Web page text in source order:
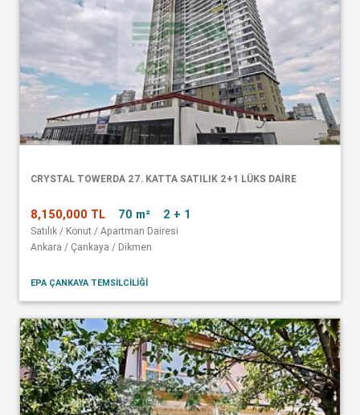
CRYSTAL TOWERDA 27. KATTA SATILIK 2+1 LÜKS DAİRE
8,150,000 TL 70 m² 2 + 1
Satılık / Konut / Apartman Dairesi
Ankara / Çankaya / Dikmen
EPA ÇANKAYA TEMSİLCİLİĞİ